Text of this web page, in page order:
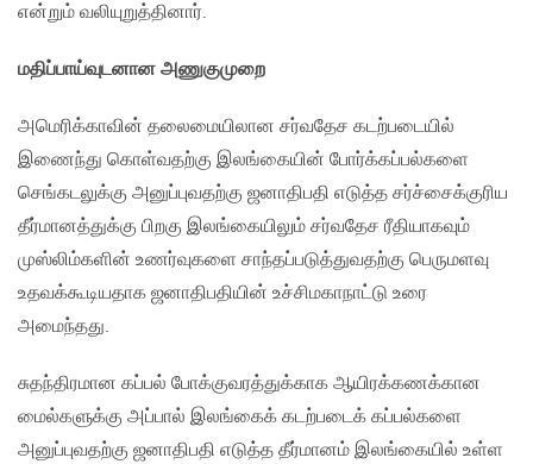
என்றும் வலியுறுத்தினார்.
மதிப்பாய்வுடனான அணுகுமுறை
அமெரிக்காவின் தலைமையிலான சர்வதேச கடற்படையில்
இணைந்து கொள்வதற்கு இலங்கையின் போர்க்கப்பல்களை
செங்கடலுக்கு அனுப்புவதற்கு ஜனாதிபதி எடுத்த சர்ச்சைக்குரிய
தீர்மானத்துக்கு பிறகு இலங்கையிலும் சர்வதேச ரீதியாகவும்
முஸ்லிம்களின் உணர்வுகளை சாந்தப்படுத்துவதற்கு பெருமளவு
உதவக்கூடியதாக ஜனாதிபதியின் உச்சிமகாநாட்டு உரை
அமைந்தது.
சுதந்திரமான கப்பல் போக்குவரத்துக்காக ஆயிரக்கணக்கான
மைல்களுக்கு அப்பால் இலங்கைக் கடற்படைக் கப்பல்களை
அனுப்புவதற்கு ஜனாதிபதி எடுத்த தீர்மானம் இலங்கையில் உள்ள